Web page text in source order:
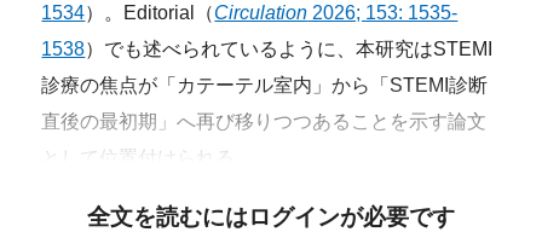
1534）。Editorial（Circulation 2026; 153: 1535-
1538）でも述べられているように、本研究はSTEMI
診療の焦点が「カテーテル室内」から「STEMI診断
直後の最初期」へ再び移りつつあることを示す論文
として位置付けられる。
全文を読むにはログインが必要です